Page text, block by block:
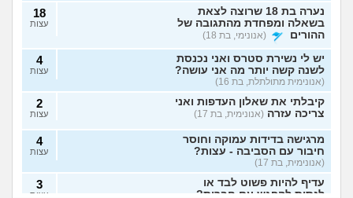
נערה בת 18 שרוצה לצאת
בשאלה ומפחדת מהתגובה של
ההורים
(אנונימי, בת 18)
18
עצות
יש לי נשירת סטרס ואני נכנסת
לשנה קשה יותר מה אני עושה?
(אנונימית מתולתלת, בת 16)
4
עצות
קיבלתי את שאלון העדפות ואני
צריכה עזרה (אנונימית, בת 17)
2
עצות
מרגישה בדידות עמוקה וחוסר
חיבור עם הסביבה - עצות?
(אנונימית, בת 17)
4
עצות
עדיף להיות פשוט לבד או
לנסות להפגש עם חברות?
3
עצות